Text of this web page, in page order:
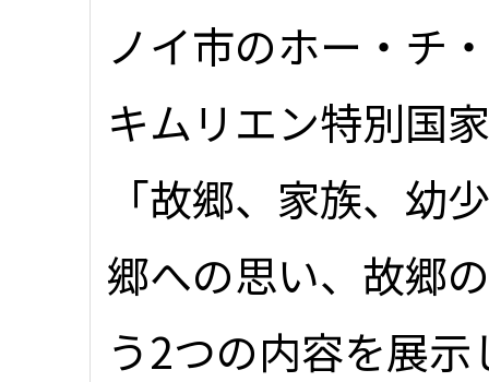
ノイ市のホー・チ
キムリエン特別国
「故郷、家族、幼
郷への思い、故郷
う2つの内容を展示